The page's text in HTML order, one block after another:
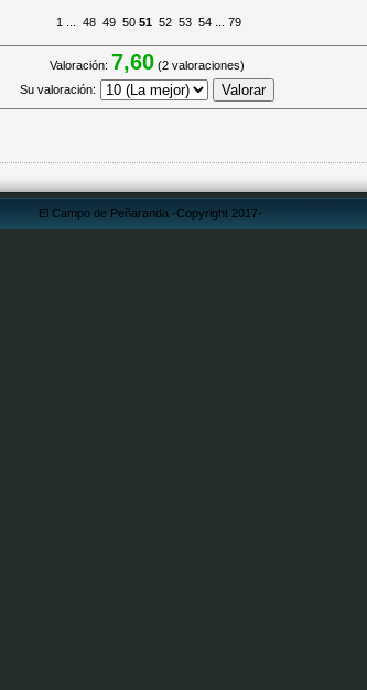
1 48 49 50 51 52 53 54 79
Valoración: 7,60 (2 valoraciones)
Su valoración:
El Campo de Peñaranda -Copyright 2017-